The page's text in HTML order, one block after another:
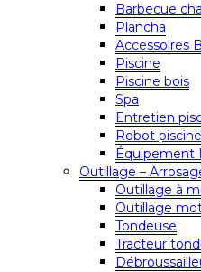
Barbecue
Plancha
Accessoires
Piscine
Piscine bois
Spa
Entretien
Robot piscine
Équipement
Outillage –
Outillage à
Outillage
Tondeuse
Tracteur